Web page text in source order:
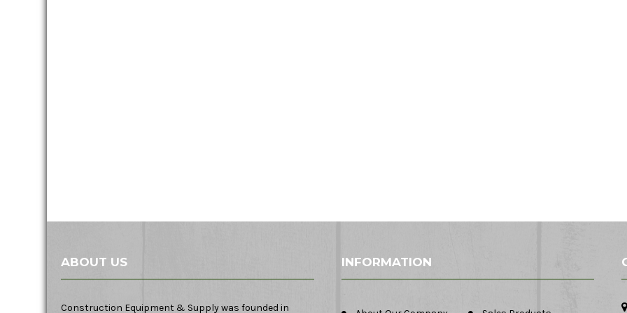
ABOUT US
Construction Equipment & Supply was founded in
INFORMATION